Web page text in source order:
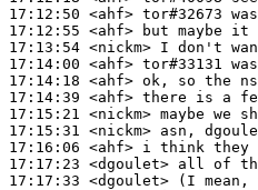
17:12:50 <ahf>
17:12:55 <ahf>
17:13:54 <nickm>
17:14:00 <ahf>
17:14:18 <ahf>
17:14:39 <ahf>
17:15:21 <nickm>
17:15:31 <nickm>
17:16:06 <ahf>
17:17:23 <dgoulet>
17:17:33 <dgoulet>